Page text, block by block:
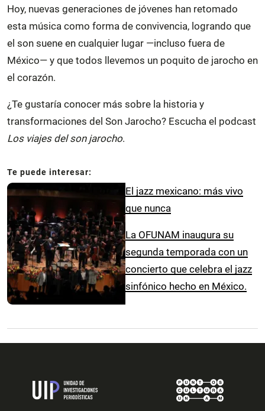
Hoy, nuevas generaciones de jóvenes han retomado
esta música como forma de convivencia, logrando que
el son suene en cualquier lugar —incluso fuera de
México— y que todos llevemos un poquito de jarocho en
el corazón.
¿Te gustaría conocer más sobre la historia y
transformaciones del Son Jarocho? Escucha el podcast
Los viajes del son jarocho.
El jazz mexicano: más vivo
que nunca
La OFUNAM inaugura su
segunda temporada con un
concierto que celebra el jazz
sinfónico hecho en México.